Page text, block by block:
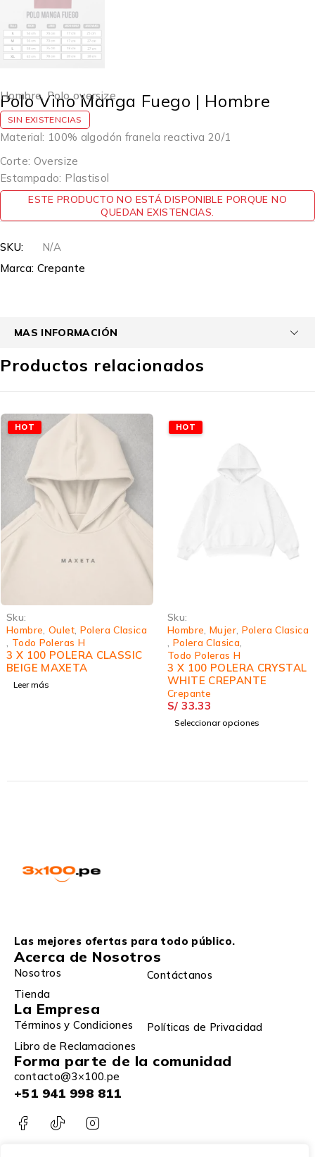
Hombre, Polo oversize
Polo Vino Manga Fuego | Hombre
SIN EXISTENCIAS
Material: 100% algodón franela reactiva 20/1
Corte: Oversize
Estampado: Plastisol
ESTE PRODUCTO NO ESTÁ DISPONIBLE PORQUE NO
QUEDAN EXISTENCIAS.
SKU:
N/A
Marca: Crepante
MAS INFORMACIÓN
Productos relacionados
HOT
Sku:
Hombre Oulet, Polera Clasica
Todo Poleras H
3 X 100 POLERA CLASSIC
BEIGE MAXETA
Leer más
HOT
Sku:
Hombre Mujer, Polera Clasica
Polera Clasica
Todo Poleras H
3 X 100 POLERA CRYSTAL
WHITE CREPANTE
Crepante
S/ 33.33
Seleccionar opciones
Las mejores ofertas para todo público.
Acerca de Nosotros
Nosotros
Contáctanos
Tienda
La Empresa
Términos y Condiciones
Políticas de Privacidad
Libro de Reclamaciones
Forma parte de la comunidad
contacto@3×100.pe
+51 941 998 811